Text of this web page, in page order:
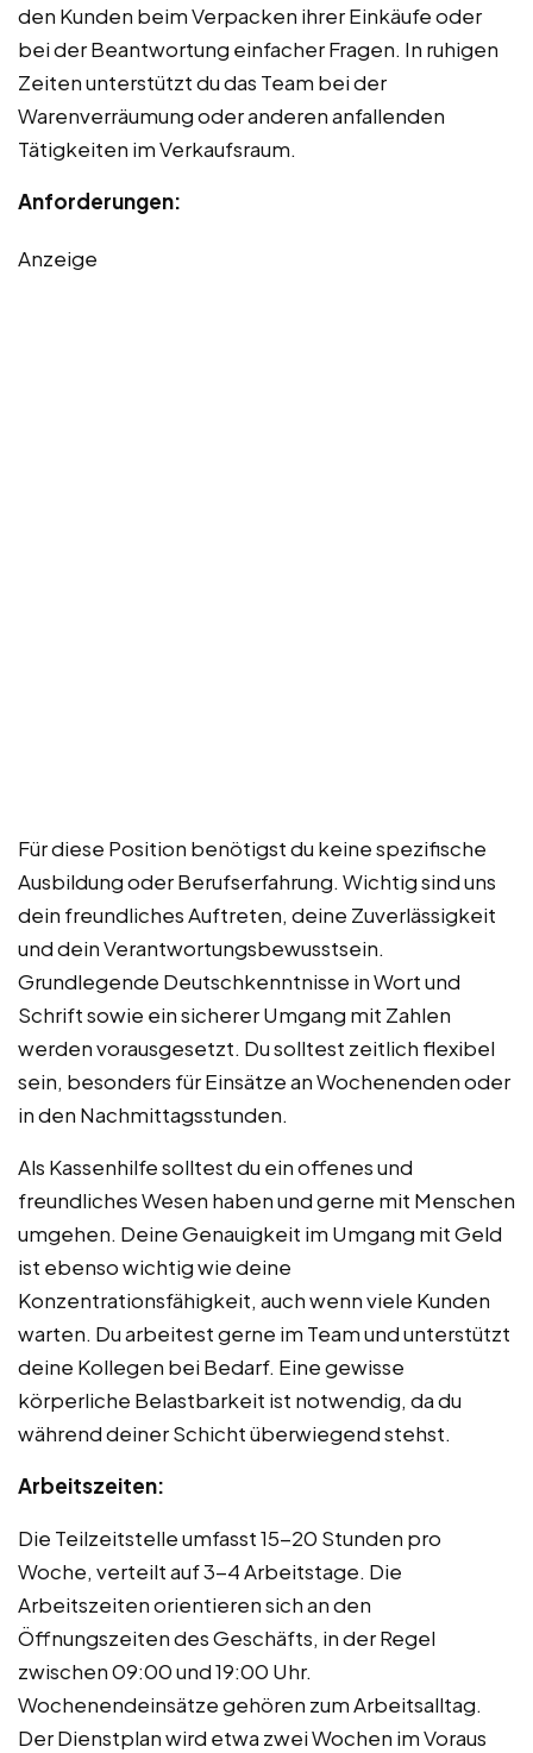
den Kunden beim Verpacken ihrer Einkäufe oder
bei der Beantwortung einfacher Fragen. In ruhigen
Zeiten unterstützt du das Team bei der
Warenverräumung oder anderen anfallenden
Tätigkeiten im Verkaufsraum.
Anforderungen:
Anzeige
Für diese Position benötigst du keine spezifische
Ausbildung oder Berufserfahrung. Wichtig sind uns
dein freundliches Auftreten, deine Zuverlässigkeit
und dein Verantwortungsbewusstsein.
Grundlegende Deutschkenntnisse in Wort und
Schrift sowie ein sicherer Umgang mit Zahlen
werden vorausgesetzt. Du solltest zeitlich flexibel
sein, besonders für Einsätze an Wochenenden oder
in den Nachmittagsstunden.
Als Kassenhilfe solltest du ein offenes und
freundliches Wesen haben und gerne mit Menschen
umgehen. Deine Genauigkeit im Umgang mit Geld
ist ebenso wichtig wie deine
Konzentrationsfähigkeit, auch wenn viele Kunden
warten. Du arbeitest gerne im Team und unterstützt
deine Kollegen bei Bedarf. Eine gewisse
körperliche Belastbarkeit ist notwendig, da du
während deiner Schicht überwiegend stehst.
Arbeitszeiten:
Die Teilzeitstelle umfasst 15-20 Stunden pro
Woche, verteilt auf 3-4 Arbeitstage. Die
Arbeitszeiten orientieren sich an den
Öffnungszeiten des Geschäfts, in der Regel
zwischen 09:00 und 19:00 Uhr.
Wochenendeinsätze gehören zum Arbeitsalltag.
Der Dienstplan wird etwa zwei Wochen im Voraus